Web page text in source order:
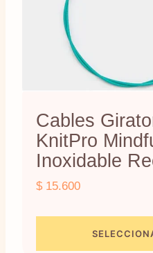
página
producto
Cables
KnitPro
Inoxidable
$ 15.600